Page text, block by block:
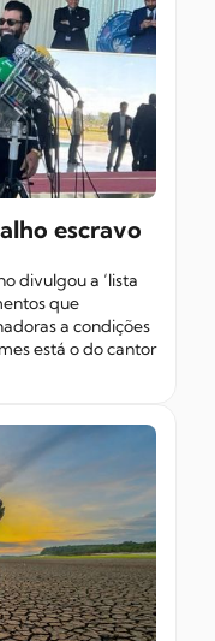
escravo
divulgou a ‘lista
que
a condições
está o do cantor